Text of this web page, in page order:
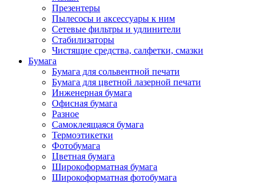
Презентеры
Пылесосы и аксессуары к ним
Сетевые фильтры и удлинители
Стабилизаторы
Чистящие средства, салфетки, смазки
Бумага
Бумага для сольвентной печати
Бумага для цветной лазерной печати
Инженерная бумага
Офисная бумага
Разное
Самоклеящаяся бумага
Термоэтикетки
Фотобумага
Цветная бумага
Широкоформатная бумага
Широкоформатная фотобумага